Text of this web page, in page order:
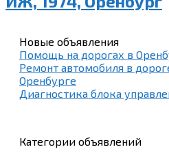
Новые объявления
Помощь на дорогах в
Ремонт автомобиля в
Оренбурге
Диагностика блока
Категории объявлений